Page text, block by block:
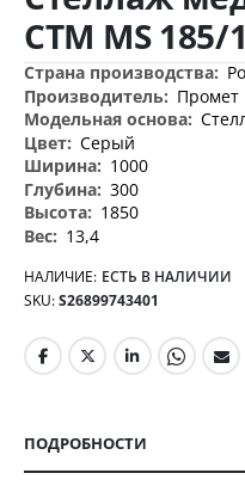
изображений
СТМ MS 185/
Дополнительная
информация
Промет
Серый
1000
300
1850
13,4
НАЛИЧИЕ: ЕСТЬ В НАЛИЧИИ
SKU S26899743401
ПОДРОБНОСТИ